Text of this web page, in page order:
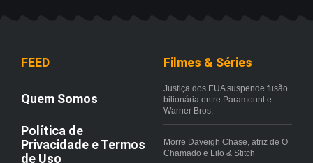
FEED
Quem Somos
Política de
Privacidade e Termos
de Uso
Filmes & Séries
Justiça dos EUA suspende fusão
bilionária entre Paramount e
Warner Bros.
Morre Daveigh Chase, atriz de O
Chamado e Lilo & Stitch